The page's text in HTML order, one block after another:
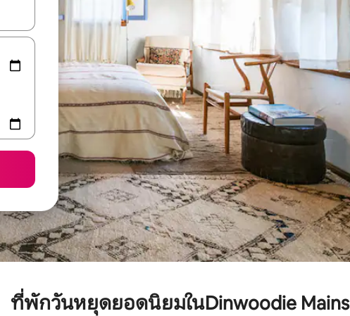
ผลการค้นหา
ที่พักวันหยุดยอดนิยมในDinwoodie Mains